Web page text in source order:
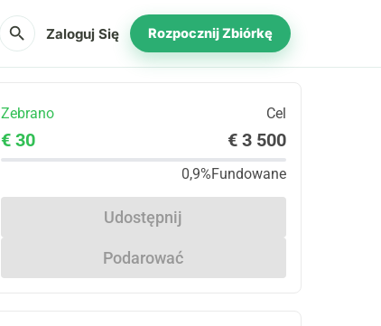
search Zaloguj Się Rozpocznij Zbiórkę
Zebrano Cel
€ 30 € 3 500
0,9%Fundowane
Udostępnij
Podarować